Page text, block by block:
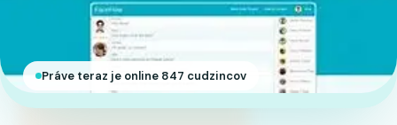
Práve teraz je online 847 cudzincov